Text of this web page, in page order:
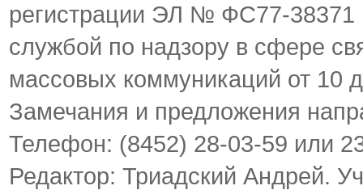
регистрации ЭЛ № ФС77-38371
службой по надзору в сфере
массовых коммуникаций от 10
Замечания и предложения
Телефон: (8452) 28-03-59 или
Редактор: Триадский Андрей.